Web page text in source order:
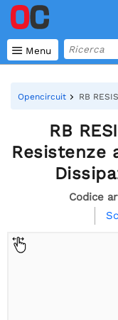
 Menu
Opencircuit RB
RB
Resistenze
Codice